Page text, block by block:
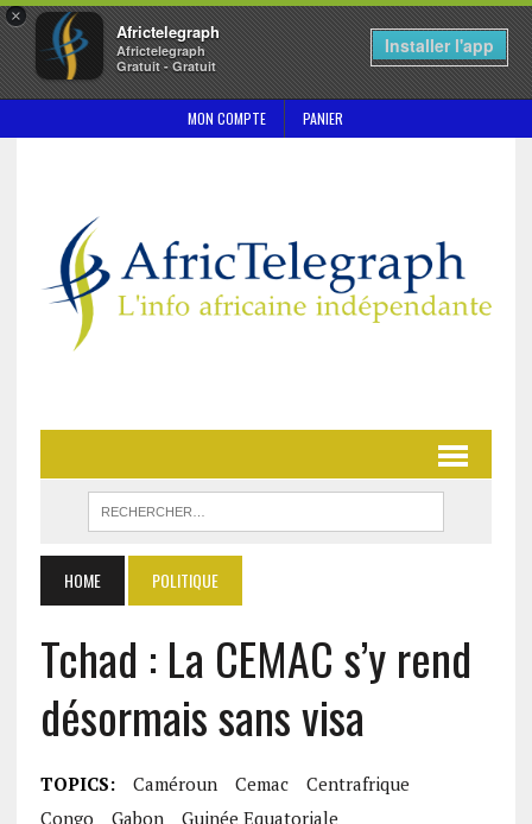
×
Africtelegraph
Africtelegraph
Gratuit - Gratuit
Installer l'app
MON COMPTE PANIER
HOME POLITIQUE
Tchad : La CEMAC s’y rend
désormais sans visa
TOPICS: Caméroun Cemac
Centrafrique
Congo
Gabon
Guinée Equatoriale